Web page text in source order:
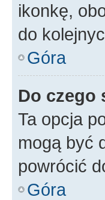
ikonkę,
do
Góra
Do czego
Ta opcja
mogą być
powrócić
Góra